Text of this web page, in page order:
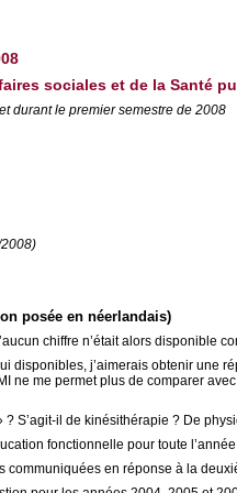
sociales et de la Santé
durant le premier semestre de 2008
posée en néerlandais)
chiffre n’était alors
disponibles, j’aimerais obtenir
ne me permet plus de comparer
S’agit-il de kinésithérapie ? De
fonctionnelle pour toute
communiquées en réponse à la